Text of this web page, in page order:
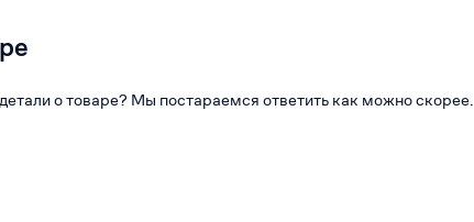
о товаре? Мы постараемся ответить как можно скорее.